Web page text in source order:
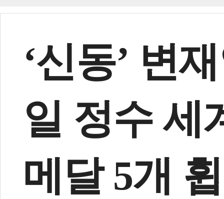
‘신동’ 변
일 정수
메달 5개